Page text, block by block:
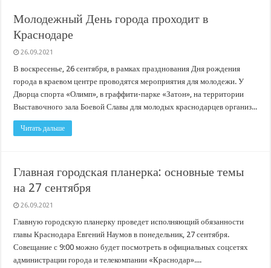
Важные правила обращения в вашу страховую компанию
В городах и районах Кубани отметили День России
Молодежный День города проходит в
Краснодаре
26.09.2021
В воскресенье, 26 сентября, в рамках празднования Дня рождения
города в краевом центре проводятся мероприятия для молодежи. У
Дворца спорта «Олимп», в граффити-парке «Затон», на территории
Выставочного зала Боевой Славы для молодых краснодарцев организ...
Читать дальше
Главная городская планерка: основные темы
на 27 сентября
26.09.2021
Главную городскую планерку проведет исполняющий обязанности
главы Краснодара Евгений Наумов в понедельник, 27 сентября.
Совещание с 9:00 можно будет посмотреть в официальных соцсетях
администрации города и телекомпании «Краснодар»....